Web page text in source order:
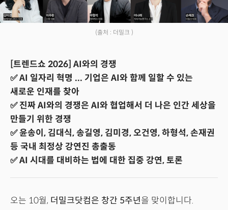
(출처 : 더밀크 )
[트렌드쇼 2026] AI와의 경쟁
✅ AI 일자리 혁명 ... 기업은 AI와 함께 일할 수 있는
새로운 인재를 찾아
✅ 진짜 AI와의 경쟁은 AI와 협업해서 더 나은 인간 세상을
만들기 위한 경쟁
✅ 윤송이, 김대식, 송길영, 김미경, 오건영, 하형석, 손재권
등 국내 최정상 강연진 총출동
✅ AI 시대를 대비하는 법에 대한 집중 강연, 토론
오는 10월, 더밀크닷컴은 창간 5주년을 맞이합니다.